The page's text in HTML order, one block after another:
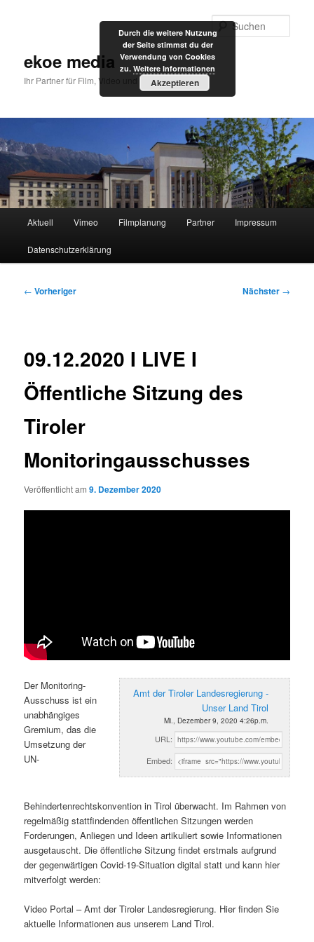
ekoe media
Ihr Partner für Film, Video und Internet
Aktuell Vimeo Filmplanung Partner Impressum
Datenschutzerklärung
Beitragsnavigation
← Vorheriger Nächster →
09.12.2020 I LIVE I
Öffentliche Sitzung des
Tiroler
Monitoringausschusses
Veröffentlicht am9. Dezember 2020
Amt der Tiroler Landesregierung -
Unser Land Tirol
Mi., Dezember 9, 2020 4:26p.m.
URL:
Embed:
Der Monitoring-
Ausschuss ist ein
unabhängiges
Gremium, das die
Umsetzung der
UN-
Behindertenrechtskonvention in Tirol überwacht. Im Rahmen von
regelmäßig stattfindenden öffentlichen Sitzungen werden
Forderungen, Anliegen und Ideen artikuliert sowie Informationen
ausgetauscht. Die öffentliche Sitzung findet erstmals aufgrund
der gegenwärtigen Covid-19-Situation digital statt und kann hier
mitverfolgt werden:
Video Portal – Amt der Tiroler Landesregierung. Hier finden Sie
aktuelle Informationen aus unserem Land Tirol.
Durch die weitere Nutzung
der Seite stimmst du der
Verwendung von Cookies
zu. Weitere Informationen
Akzeptieren